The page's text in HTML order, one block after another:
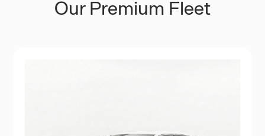
Our Premium Fleet